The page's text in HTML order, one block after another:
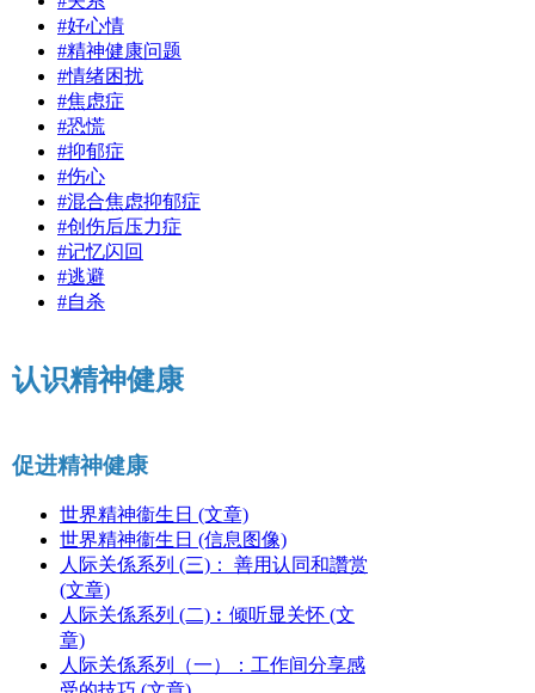
#好心情
#精神健康问题
#情绪困扰
#焦虑症
#恐慌
#抑郁症
#伤心
#混合焦虑抑郁症
#创伤后压力症
#记忆闪回
#逃避
#自杀
认识精神健康
促进精神健康
世界精神衞生日 (文章)
世界精神衞生日 (信息图像)
人际关係系列 (三)： 善用认同和讚赏
(文章)
人际关係系列 (二)︰倾听显关怀 (文
章)
人际关係系列（一）：工作间分享感